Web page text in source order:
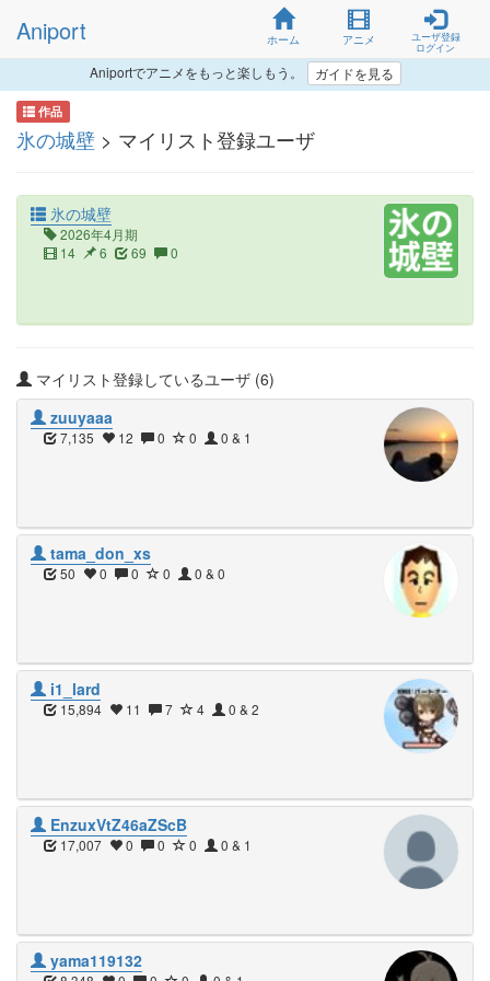
Aniport ホーム アニメ
ユーザ登録
ログイン
Aniportでアニメをもっと楽しもう。 ガイドを見る
作品
氷の城壁 > マイリスト登録ユーザ
氷の城壁
2026年4月期
14
6 69 0
マイリスト登録しているユーザ (6)
zuuyaaa
7,135 12 0 0 0 & 1
tama_don_xs
50 0 0 0 0 & 0
i1_lard
15,894 11 7 4 0 & 2
EnzuxVtZ46aZScB
17,007 0 0 0 0 & 1
yama119132